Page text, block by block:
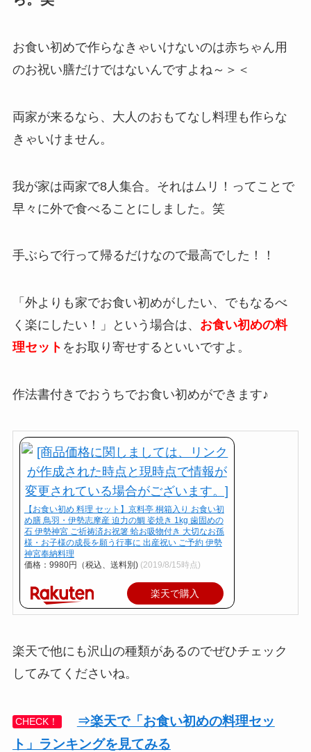
お食い初めで作らなきゃいけないのは赤ちゃん用
のお祝い膳だけではないんですよね～＞＜
両家が来るなら、大人のおもてなし料理も作らな
きゃいけません。
我が家は両家で8人集合。それはムリ！ってことで
早々に外で食べることにしました。笑
手ぶらで行って帰るだけなので最高でした！！
「外よりも家でお食い初めがしたい、でもなるべ
く楽にしたい！」という場合は、 お食い初めの料
理セット をお取り寄せするといいですよ。
作法書付きでおうちでお食い初めができます♪
【お食い初め 料理 セット】京料亭 桐箱入り お食い初
め膳 鳥羽・伊勢志摩産 迫力の鯛 姿焼き 1kg 歯固めの
石 伊勢神宮 ご祈祷済お祝箸 蛤お吸物付き 大切なお孫
様・お子様の成長を願う行事に 出産祝い ご予約 伊勢
神宮奉納料理
価格：9980円（税込、送料別) (2019/8/15時点)
楽天で購入
楽天で他にも沢山の種類があるのでぜひチェック
してみてくださいね。
CHECK！
⇒楽天で「お食い初めの料理セッ
ト」ランキングを見てみる